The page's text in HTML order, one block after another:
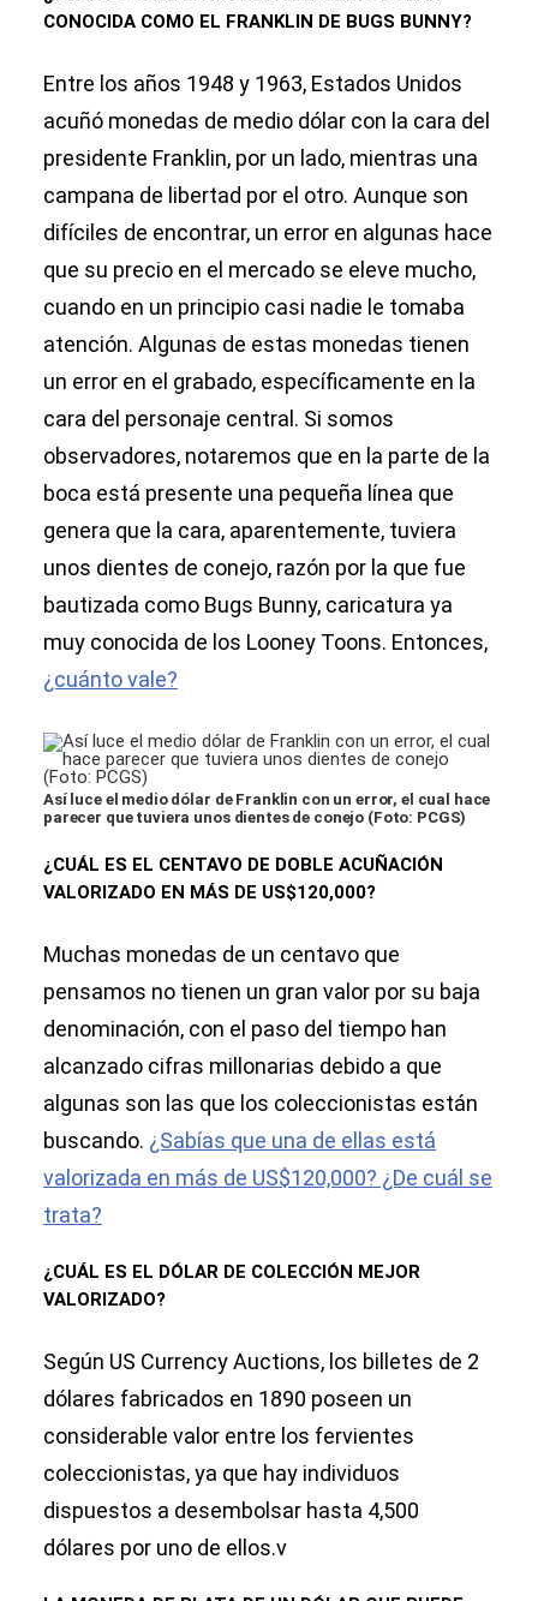
CONOCIDA COMO EL FRANKLIN DE BUGS BUNNY?
Entre los años 1948 y 1963, Estados Unidos
acuñó monedas de medio dólar con la cara del
presidente Franklin, por un lado, mientras una
campana de libertad por el otro. Aunque son
difíciles de encontrar, un error en algunas hace
que su precio en el mercado se eleve mucho,
cuando en un principio casi nadie le tomaba
atención. Algunas de estas monedas tienen
un error en el grabado, específicamente en la
cara del personaje central. Si somos
observadores, notaremos que en la parte de la
boca está presente una pequeña línea que
genera que la cara, aparentemente, tuviera
unos dientes de conejo, razón por la que fue
bautizada como Bugs Bunny, caricatura ya
muy conocida de los Looney Toons. Entonces,
¿cuánto vale?
Así luce el medio dólar de Franklin con un error, el cual hace
parecer que tuviera unos dientes de conejo (Foto: PCGS)
¿CUÁL ES EL CENTAVO DE DOBLE ACUÑACIÓN
VALORIZADO EN MÁS DE US$120,000?
Muchas monedas de un centavo que
pensamos no tienen un gran valor por su baja
denominación, con el paso del tiempo han
alcanzado cifras millonarias debido a que
algunas son las que los coleccionistas están
buscando. ¿Sabías que una de ellas está
valorizada en más de US$120,000? ¿De cuál se
trata?
¿CUÁL ES EL DÓLAR DE COLECCIÓN MEJOR
VALORIZADO?
Según US Currency Auctions, los billetes de 2
dólares fabricados en 1890 poseen un
considerable valor entre los fervientes
coleccionistas, ya que hay individuos
dispuestos a desembolsar hasta 4,500
dólares por uno de ellos.v